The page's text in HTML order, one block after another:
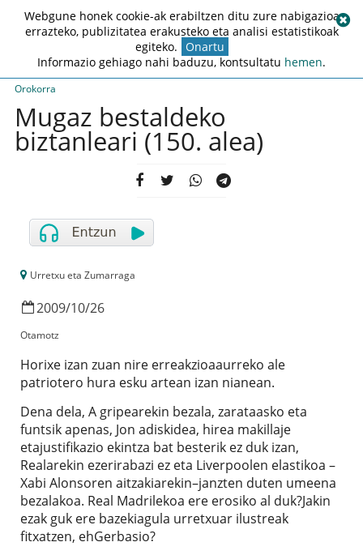
Orokorra
Mugaz bestaldeko
biztanleari (150. alea)
Urretxu eta Zumarraga
2009/10/26
Otamotz
Horixe izan zuan nire erreakzioaaurreko ale
patriotero hura esku artean izan nianean.
Dena dela, A gripearekin bezala, zarataasko eta
funtsik apenas, Jon adiskidea, hirea makillaje
etajustifikazio ekintza bat besterik ez duk izan,
Realarekin ezerirabazi ez eta Liverpoolen elastikoa –
Xabi Alonsoren aitzakiarekin–janzten duten umeena
bezalakoa. Real Madrilekoa ere erosiko al duk?Jakin
ezak guk ere bazekiagula urretxuar ilustreak
fitxatzen, ehGerbasio?
Webgune honek cookie-ak erabiltzen ditu zure nabigazioa
errazteko, publizitatea erakusteko eta analisi estatistikoak
egiteko. Onartu
Informazio gehiago nahi baduzu, kontsultatu hemen.